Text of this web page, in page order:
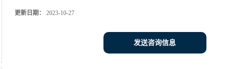
更新日期： 2023-10-27
发送咨询信息